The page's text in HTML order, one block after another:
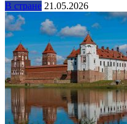
В стране 21.05.2026